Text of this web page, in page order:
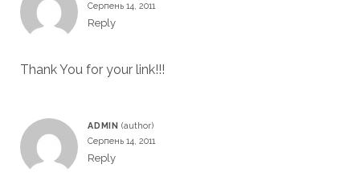
Серпень 14, 2011
Reply
Thank You for your link!!!
ADMIN
Серпень 14, 2011
Reply